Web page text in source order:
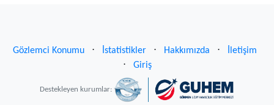
Gözlemci Konumu ⋅ İstatistikler ⋅ Hakkımızda ⋅
İletişim
⋅
Giriş
Destekleyen kurumlar: